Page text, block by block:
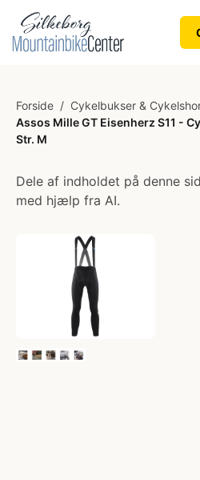
Forside / Cykelbukser &
Assos Mille GT Eisenherz S11 -
Str. M
Dele af indholdet på denne
med hjælp fra AI.